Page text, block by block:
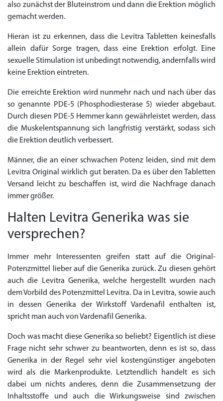
also zunächst der Bluteinstrom und dann die Erektion möglich
gemacht werden.
Hieran ist zu erkennen, dass die Levitra Tabletten keinesfalls
allein dafür Sorge tragen, dass eine Erektion erfolgt. Eine
sexuelle Stimulation ist unbedingt notwendig, andernfalls wird
keine Erektion eintreten.
Die erreichte Erektion wird nunmehr nach und nach über das
so genannte PDE-5 (Phosphodiesterase 5) wieder abgebaut.
Durch diesen PDE-5 Hemmer kann gewährleistet werden, dass
die Muskelentspannung sich langfristig verstärkt, sodass sich
die Erektion deutlich verbessert.
Männer, die an einer schwachen Potenz leiden, sind mit dem
Levitra Original wirklich gut beraten. Da es über den Tabletten
Versand leicht zu beschaffen ist, wird die Nachfrage danach
immer größer.
Halten Levitra Generika was sie
versprechen?
Immer mehr Interessenten greifen statt auf die Original-
Potenzmittel lieber auf die Generika zurück. Zu diesen gehört
auch die Levitra Generika, welche hergestellt wurden nach
dem Vorbild des Potenzmittel Levitra. Da in Levitra, sowie auch
in dessen Generika der Wirkstoff Vardenafil enthalten ist,
spricht man auch von Vardenafil Generika.
Doch was macht diese Generika so beliebt? Eigentlich ist diese
Frage nicht sehr schwer zu beantworten, denn es ist so, dass
Generika in der Regel sehr viel kostengünstiger angeboten
wird als die Markenprodukte. Letztendlich handelt es sich
dabei um nichts anderes, denn die Zusammensetzung der
Inhaltsstoffe und auch die Wirkungsweise sind zwischen